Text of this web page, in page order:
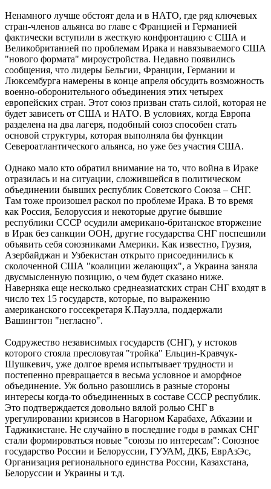
Ненамного лучше обстоят дела и в НАТО, где ряд ключевых
стран-членов альянса во главе с Францией и Германией
фактически вступили в жесткую конфронтацию с США и
Великобританией по проблемам Ирака и навязываемого США
"нового формата" мироустройства. Недавно появились
сообщения, что лидеры Бельгии, Франции, Германии и
Люксембурга намерены в конце апреля обсудить возможность
военно-оборонительного объединения этих четырех
европейских стран. Этот союз призван стать силой, которая не
будет зависеть от США и НАТО. В условиях, когда Европа
разделена на два лагеря, подобный союз способен стать
основой структуры, которая выполняла бы функции
Североатлантического альянса, но уже без участия США.
Однако мало кто обратил внимание на то, что война в Ираке
отразилась и на ситуации, сложившейся в политическом
объединении бывших республик Советского Союза – СНГ.
Там тоже произошел раскол по проблеме Ирака. В то время
как Россия, Белоруссия и некоторые другие бывшие
республики СССР осудили американо-британское вторжение
в Ирак без санкции ООН, другие государства СНГ поспешили
объявить себя союзниками Америки. Как известно, Грузия,
Азербайджан и Узбекистан открыто присоединились к
сколоченной США "коалиции желающих", а Украина заняла
двусмысленную позицию, о чем будет сказано ниже.
Наверняка еще несколько среднеазиатских стран СНГ входят в
число тех 15 государств, которые, по выражению
американского госсекретаря К.Пауэлла, поддержали
Вашингтон "негласно".
Содружество независимых государств (СНГ), у истоков
которого стояла пресловутая "тройка" Ельцин-Кравчук-
Шушкевич, уже долгое время испытывает трудности и
постепенно превращается в весьма условное и аморфное
объединение. Уж больно разошлись в разные стороны
интересы когда-то объединенных в составе СССР республик.
Это подтверждается довольно вялой ролью СНГ в
урегулировании кризисов в Нагорном Карабахе, Абхазии и
Таджикистане. Не случайно в последние годы в рамках СНГ
стали формироваться новые "союзы по интересам": Союзное
государство России и Белоруссии, ГУУАМ, ДКБ, ЕврАзЭс,
Организация регионального единства России, Казахстана,
Белоруссии и Украины и т.д.